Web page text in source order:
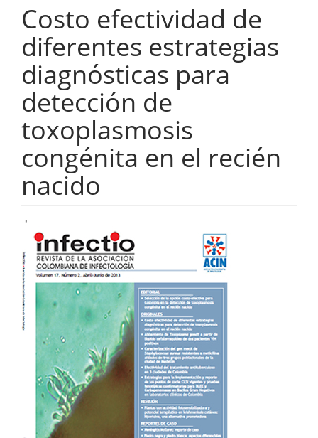
Costo efectividad de
diferentes estrategias
diagnósticas para
detección de
toxoplasmosis
congénita en el recién
nacido
Barra
lateral
del
artículo